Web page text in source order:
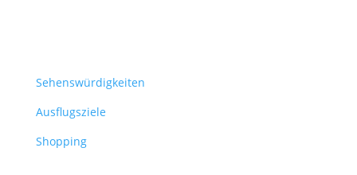
Sehenswürdigkeiten
Ausflugsziele
Shopping